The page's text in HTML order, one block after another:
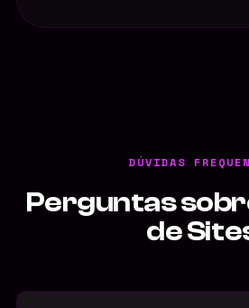
DÚVIDAS
Perguntas
de